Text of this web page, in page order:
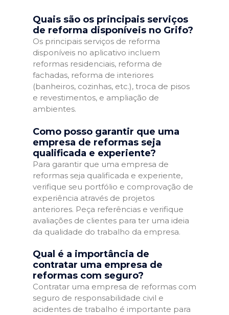
Quais são os principais serviços
de reforma disponíveis no Grifo?
Os principais serviços de reforma
disponíveis no aplicativo incluem
reformas residenciais, reforma de
fachadas, reforma de interiores
(banheiros, cozinhas, etc.), troca de pisos
e revestimentos, e ampliação de
ambientes.
Como posso garantir que uma
empresa de reformas seja
qualificada e experiente?
Para garantir que uma empresa de
reformas seja qualificada e experiente,
verifique seu portfólio e comprovação de
experiência através de projetos
anteriores. Peça referências e verifique
avaliações de clientes para ter uma ideia
da qualidade do trabalho da empresa.
Qual é a importância de
contratar uma empresa de
reformas com seguro?
Contratar uma empresa de reformas com
seguro de responsabilidade civil e
acidentes de trabalho é importante para